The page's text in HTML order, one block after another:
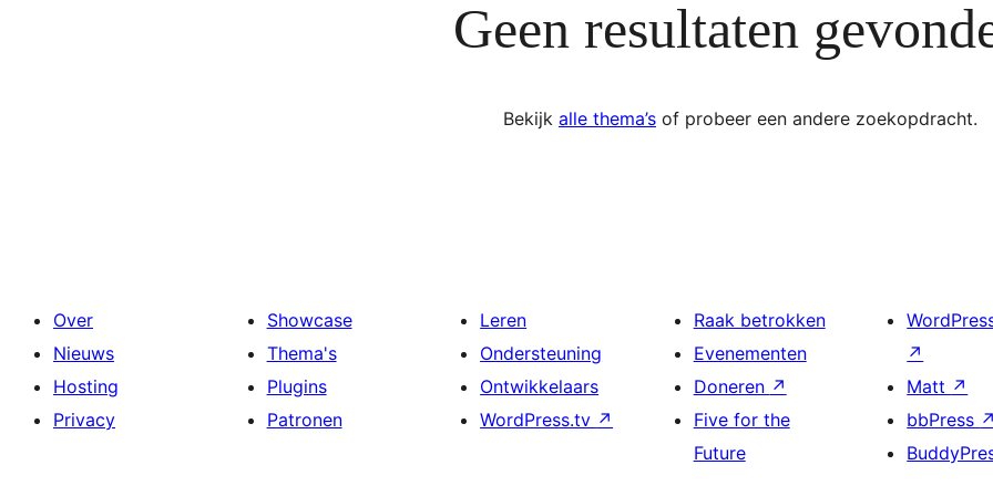
Geen resultaten
Bekijk alle thema’s of probeer een andere zoekopdracht.
Over
Nieuws
Hosting
Privacy
Showcase
Thema's
Plugins
Patronen
Leren
Ondersteuning
Ontwikkelaars
WordPress.tv ↗
Raak betrokken
Evenementen
Doneren ↗
Five for the
Future
↗
Matt ↗
bbPress ↗